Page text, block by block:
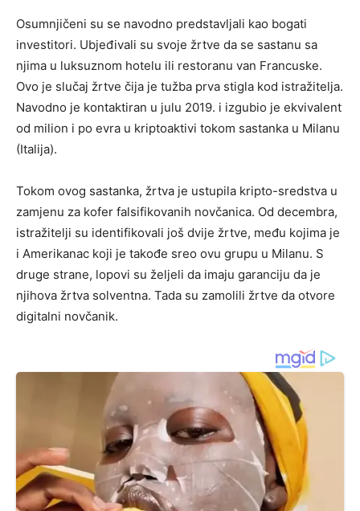
Osumnjičeni su se navodno predstavljali kao bogati
investitori. Ubjeđivali su svoje žrtve da se sastanu sa
njima u luksuznom hotelu ili restoranu van Francuske.
Ovo je slučaj žrtve čija je tužba prva stigla kod istražitelja.
Navodno je kontaktiran u julu 2019. i izgubio je ekvivalent
od milion i po evra u kriptoaktivi tokom sastanka u Milanu
(Italija).
Tokom ovog sastanka, žrtva je ustupila kripto-sredstva u
zamjenu za kofer falsifikovanih novčanica. Od decembra,
istražitelji su identifikovali još dvije žrtve, među kojima je
i Amerikanac koji je takođe sreo ovu grupu u Milanu. S
druge strane, lopovi su željeli da imaju garanciju da je
njihova žrtva solventna. Tada su zamolili žrtve da otvore
digitalni novčanik.